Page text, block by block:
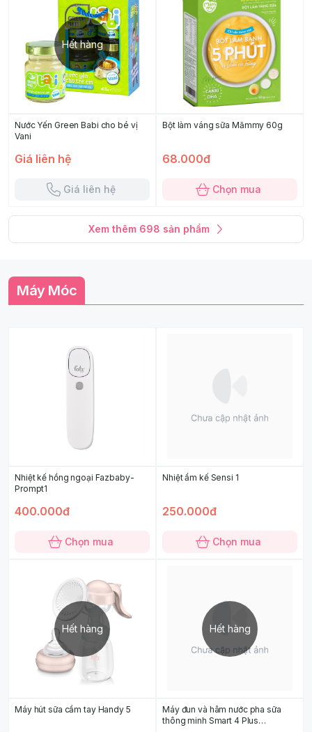
Hết hàng
Nước Yến Green Babi cho bé vị
Vani
Giá liên hệ
Giá liên hệ
Bột làm váng sữa Mămmy 60g
68.000đ
Chọn mua
Xem thêm 698 sản phẩm
Máy Móc
Nhiệt kế hồng ngoại Fazbaby-
Prompt1
400.000đ
Chọn mua
Nhiệt ẩm kế Sensi 1
250.000đ
Chọn mua
Hết hàng
Máy hút sữa cầm tay Handy 5
Hết hàng
Máy đun và hâm nước pha sữa
thông minh Smart 4 Plus